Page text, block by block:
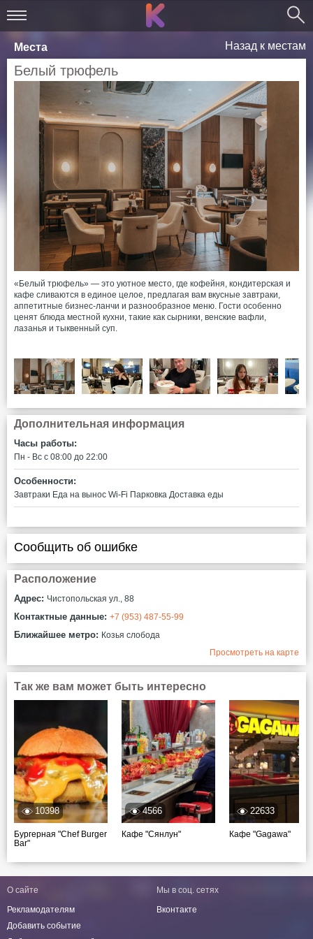
Места Назад к местам
Белый трюфель
«Белый трюфель» — это уютное место, где кофейня, кондитерская и
кафе сливаются в единое целое, предлагая вам вкусные завтраки,
аппетитные бизнес-ланчи и разнообразное меню. Гости особенно
ценят блюда местной кухни, такие как сырники, венские вафли,
лазанья и тыквенный суп.
Дополнительная информация
Часы работы:
Пн - Вс c 08:00 до 22:00
Особенности:
Завтраки Еда на вынос Wi-Fi Парковка Доставка еды
Сообщить об ошибке
Расположение
Адрес: Чистопольская ул., 88
Контактные данные: +7 (953) 487-55-99
Ближайшее метро: Козья слобода
Просмотреть на карте
Так же вам может быть интересно
10398
Бургерная "Chef Burger
Bar"
4566
Кафе "Сянлун"
22633
Кафе "Gagawa"
О сайте
Рекламодателям
Добавить событие
Мы в соц. сетях
Вконтакте